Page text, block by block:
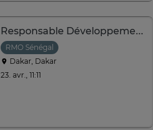
Responsable Développement Formation Continue
RMO Sénégal
Dakar, Dakar
23. avr., 11:11